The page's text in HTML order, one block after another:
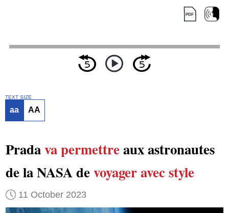
TEXT SIZE
aa AA
Pradava permettreaux astronautes
de la NASA devoyager avec style
11 October 2023